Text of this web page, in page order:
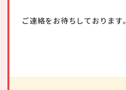
ご連絡をお待ちしております。